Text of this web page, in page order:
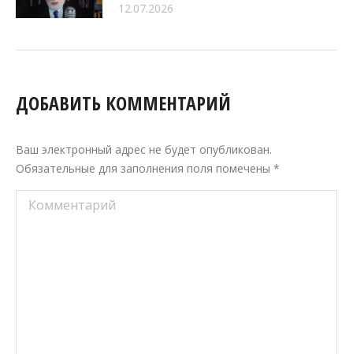
12.07.2026
ДОБАВИТЬ КОММЕНТАРИЙ
Ваш электронный адрес не будет опубликован.
Обязательные для заполнения поля помечены *
Комментарий